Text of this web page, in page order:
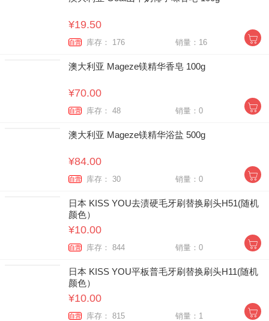
¥19.50
自营 库存： 176 销量：16
澳大利亚 Mageze镁精华香皂 100g
¥70.00
自营 库存： 48 销量：0
澳大利亚 Mageze镁精华浴盐 500g
¥84.00
自营 库存： 30 销量：0
日本 KISS YOU去渍硬毛牙刷替换刷头H51(随机
颜色）
¥10.00
自营 库存： 844 销量：0
日本 KISS YOU平板普毛牙刷替换刷头H11(随机
颜色）
¥10.00
自营 库存： 815 销量：1